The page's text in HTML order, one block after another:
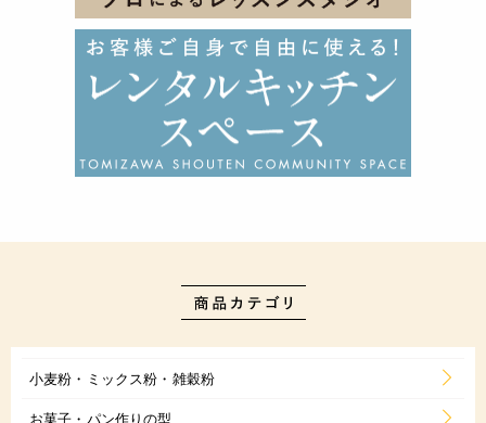
小麦粉・ミックス粉・雑穀粉
お菓子・パン作りの型